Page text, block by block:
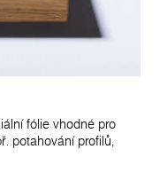
fólie vhodné pro
potahování profilů,